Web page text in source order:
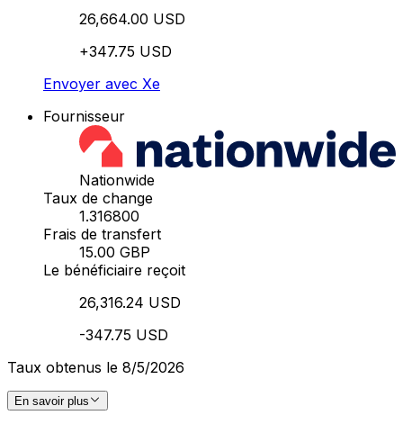
26,664.00 USD
+347.75 USD
Envoyer avec Xe
Fournisseur
Nationwide
Taux de change
1.316800
Frais de transfert
15.00 GBP
Le bénéficiaire reçoit
26,316.24 USD
-347.75 USD
Taux obtenus le 8/5/2026
En savoir plus